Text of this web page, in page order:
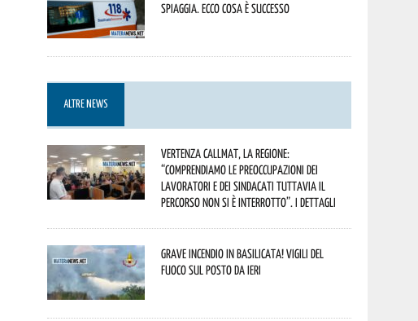
spiaggia. Ecco cosa è successo
ALTRE NEWS
Vertenza CallMat, la Regione:
“comprendiamo le preoccupazioni dei
lavoratori e dei sindacati tuttavia il
percorso non si è interrotto”. I dettagli
Grave incendio in Basilicata! Vigili del
fuoco sul posto da ieri